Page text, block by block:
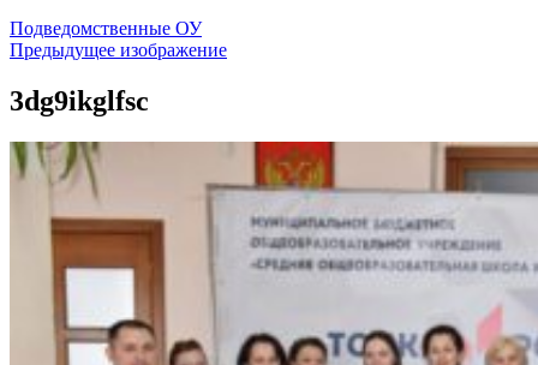
Подведомственные ОУ
Предыдущее изображение
3dg9ikglfsc